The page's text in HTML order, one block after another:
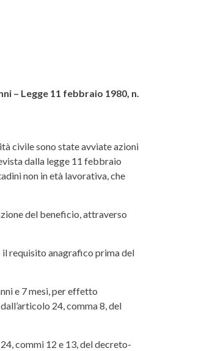
– Legge 11 febbraio 1980, n.
civile sono state avviate azioni
dalla legge 11 febbraio
non in età lavorativa, che
del beneficio, attraverso
il requisito anagrafico prima del
e 7 mesi, per effetto
24, comma 8, del
commi 12 e 13, del decreto-